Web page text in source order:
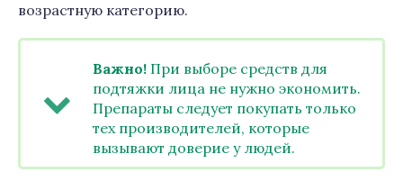
возрастную категорию.
Важно! При выборе средств для
подтяжки лица не нужно экономить.
Препараты следует покупать только
тех производителей, которые
вызывают доверие у людей.